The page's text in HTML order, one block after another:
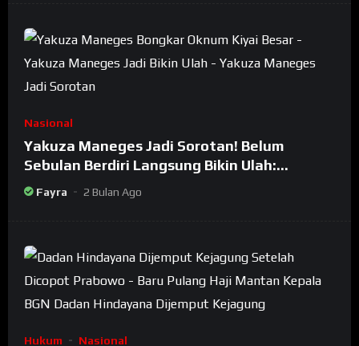
Nasional
Yakuza Maneges Jadi Sorotan! Belum
Sebulan Berdiri Langsung Bikin Ulah:
Bongkar Oknum Kiyai Besar
Fayra 2 Bulan Ago
Hukum Nasional